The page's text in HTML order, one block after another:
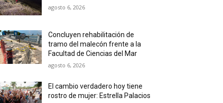
agosto 6, 2026
Concluyen rehabilitación de
tramo del malecón frente a la
Facultad de Ciencias del Mar
agosto 6, 2026
El cambio verdadero hoy tiene
rostro de mujer: Estrella Palacios